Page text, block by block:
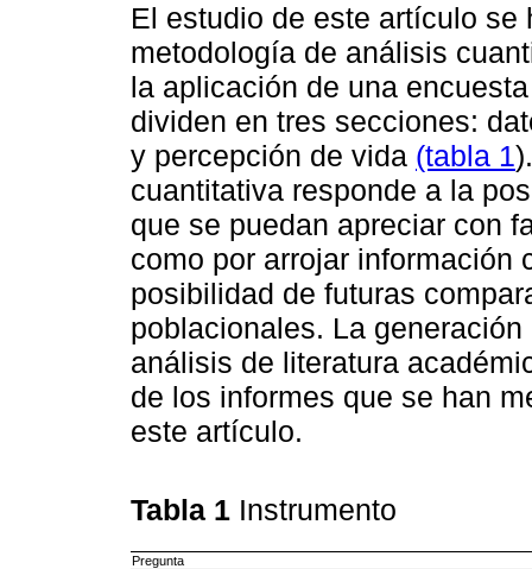
El estudio de este artículo
metodología de análisis
la aplicación de una
dividen en tres secciones:
y percepción de vida (tabla 1
cuantitativa responde a la
que se puedan apreciar con
como por arrojar información
posibilidad de futuras
poblacionales. La
análisis de literatura
de los informes que se han
este artículo.
Tabla 1 Instrumento
Pregunta